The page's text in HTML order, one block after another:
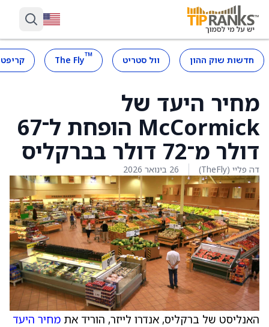
חדשות שוק ההון וול סטריט ™
The Fly
מחיר היעד של
McCormick הופחת ל־67
דולר מ־72 דולר בברקליס
דה פליי (TheFly) 26 בינואר 2026
האנליסט של ברקליס, אנדרו לייזר, הוריד את מחיר היעד